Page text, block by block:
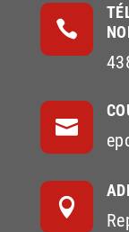


